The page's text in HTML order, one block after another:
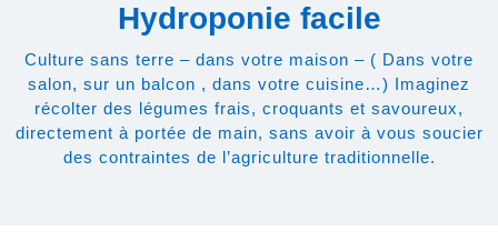
Hydroponie facile
Culture sans terre – dans votre maison – ( Dans votre
salon, sur un balcon , dans votre cuisine…) Imaginez
récolter des légumes frais, croquants et savoureux,
directement à portée de main, sans avoir à vous soucier
des contraintes de l’agriculture traditionnelle.